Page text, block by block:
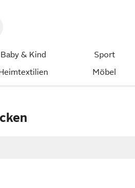
Baby & Kind Sport
Möbel